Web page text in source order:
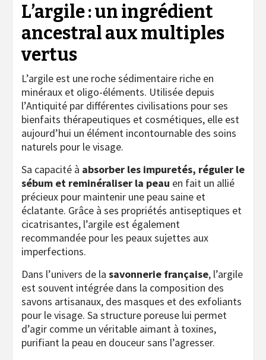
L’argile : un ingrédient
ancestral aux multiples
vertus
L’argile est une roche sédimentaire riche en
minéraux et oligo-éléments. Utilisée depuis
l’Antiquité par différentes civilisations pour ses
bienfaits thérapeutiques et cosmétiques, elle est
aujourd’hui un élément incontournable des soins
naturels pour le visage.
Sa capacité à absorber les impuretés, réguler le
sébum et reminéraliser la peau en fait un allié
précieux pour maintenir une peau saine et
éclatante. Grâce à ses propriétés antiseptiques et
cicatrisantes, l’argile est également
recommandée pour les peaux sujettes aux
imperfections.
Dans l’univers de la savonnerie française, l’argile
est souvent intégrée dans la composition des
savons artisanaux, des masques et des exfoliants
pour le visage. Sa structure poreuse lui permet
d’agir comme un véritable aimant à toxines,
purifiant la peau en douceur sans l’agresser.